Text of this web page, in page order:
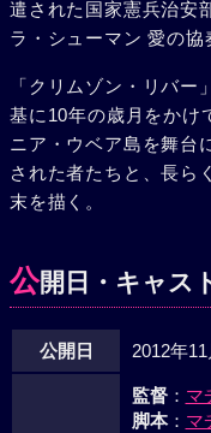
て事件を解決するため
戦線政治局の指示で詰
の廃止と地方選挙を中
うとしていた。最初は
し合いに乗じるように
立後にはその犯人も
連絡して、まず軍を後
をするための落とし所
家たちにとって、事件
に植え付けることにな
手段として、マスコミ
ことで平和的に人質を
しく独立派に対する攻
放を約束したカナック
遣された国家憲兵治安
ラ・シューマン 愛の協
「クリムゾン・リバ
基に10年の歳月をかけ
ニア・ウベア島を舞台
された者たちと、長ら
末を描く。
公開日・キャス
公開日 2012年
監督： マ
脚本： マ